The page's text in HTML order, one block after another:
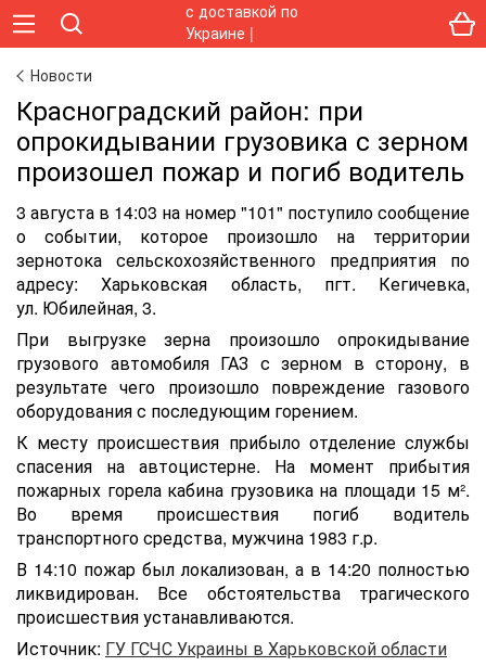
Новости
Красноградский район: при
опрокидывании грузовика с зерном
произошел пожар и погиб водитель
3 августа в 14:03 на номер "101" поступило сообщение
о событии, которое произошло на территории
зернотока сельскохозяйственного предприятия по
адресу: Харьковская область, пгт. Кегичевка,
ул. Юбилейная, 3.
При выгрузке зерна произошло опрокидывание
грузового автомобиля ГАЗ с зерном в сторону, в
результате чего произошло повреждение газового
оборудования с последующим горением.
К месту происшествия прибыло отделение службы
спасения на автоцистерне. На момент прибытия
пожарных горела кабина грузовика на площади 15 м².
Во время происшествия погиб водитель
транспортного средства, мужчина 1983 г.р.
В 14:10 пожар был локализован, а в 14:20 полностью
ликвидирован. Все обстоятельства трагического
происшествия устанавливаются.
Источник: ГУ ГСЧС Украины в Харьковской области